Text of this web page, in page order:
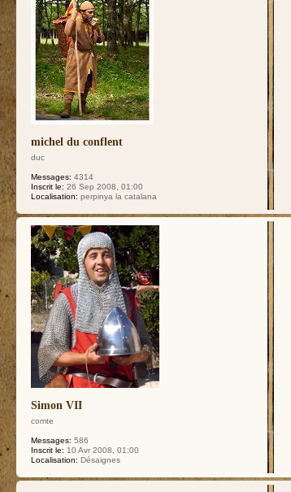
michel du conflent
duc
Messages: 4314
Inscrit le: 26 Sep 2008, 01:00
Localisation: perpinya la catalana
Simon VII
comte
Messages: 586
Inscrit le: 10 Avr 2008, 01:00
Localisation: Désaignes